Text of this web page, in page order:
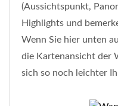
(Aussichtspunkt,
Highlights und
Wenn Sie hier unten
die Kartenansicht der
sich so noch leichter